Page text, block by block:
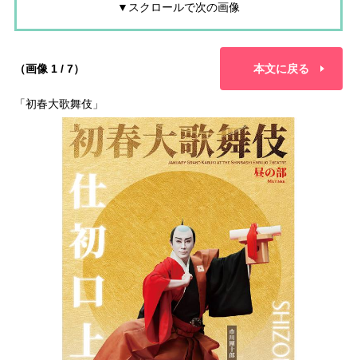
▼スクロールで次の画像
（画像 1 / 7） 本文に戻る
「初春大歌舞伎」